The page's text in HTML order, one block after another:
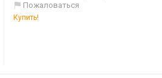
Пожаловаться
Купить!